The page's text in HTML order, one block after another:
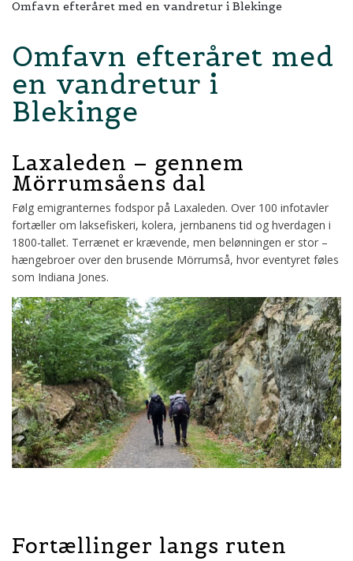
Omfavn efteråret med en vandretur i Blekinge
Omfavn efteråret med
en vandretur i
Blekinge
Laxaleden – gennem
Mörrumsåens dal
Følg emigranternes fodspor på Laxaleden. Over 100 infotavler
fortæller om laksefiskeri, kolera, jernbanens tid og hverdagen i
1800-tallet. Terrænet er krævende, men belønningen er stor –
hængebroer over den brusende Mörrumså, hvor eventyret føles
som Indiana Jones.
Fortællinger langs ruten